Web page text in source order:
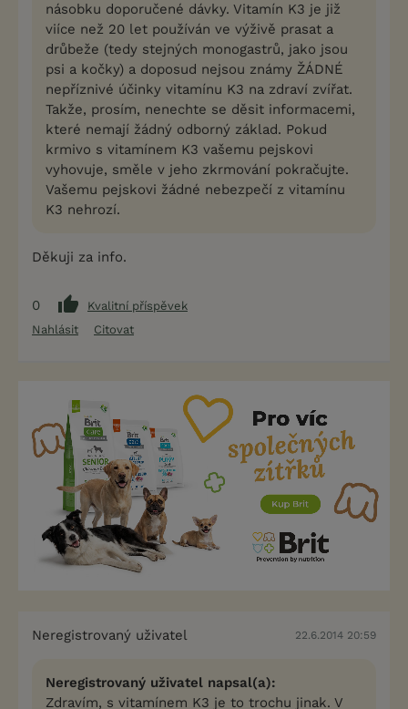
násobku doporučené dávky. Vitamín K3 je již
viíce než 20 let používán ve výživě prasat a
drůbeže (tedy stejných monogastrů, jako jsou
psi a kočky) a doposud nejsou známy ŽÁDNÉ
nepříznivé účinky vitamínu K3 na zdraví zvířat.
Takže, prosím, nenechte se děsit informacemi,
které nemají žádný odborný základ. Pokud
krmivo s vitamínem K3 vašemu pejskovi
vyhovuje, směle v jeho zkrmování pokračujte.
Vašemu pejskovi žádné nebezpečí z vitamínu
K3 nehrozí.
Děkuji za info.
0
Kvalitní příspěvek
Nahlásit
Citovat
Neregistrovaný uživatel 22.6.2014 20:59
Neregistrovaný uživatel napsal(a):
Zdravím, s vitamínem K3 je to trochu jinak. V